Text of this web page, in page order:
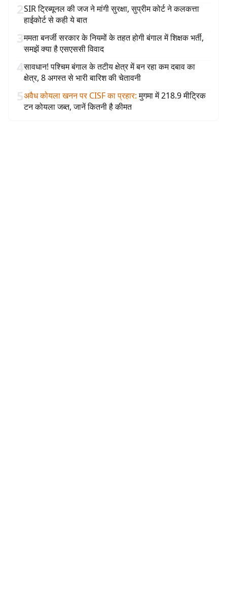
2SIR ट्रिब्यूनल की जज ने मांगी सुरक्षा, सुप्रीम कोर्ट ने कलकत्ता
हाईकोर्ट से कही ये बात
3ममता बनर्जी सरकार के नियमों के तहत होगी बंगाल में शिक्षक भर्ती,
समझें क्या है एसएससी विवाद
4सावधान! पश्चिम बंगाल के तटीय क्षेत्र में बन रहा कम दबाव का
क्षेत्र, 8 अगस्त से भारी बारिश की चेतावनी
5अवैध कोयला खनन पर CISF का प्रहार: मुगमा में 218.9 मीट्रिक
टन कोयला जब्त, जानें कितनी है कीमत